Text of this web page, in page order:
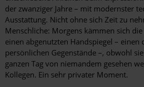
der zwanziger Jahre – mit modernster
Ausstattung. Nicht ohne sich Zeit zu
Menschliche: Morgens kämmen sich
einen abgenutzten Handspiegel – einen
persönlichen Gegenstände –, obwohl
ganzen Tag von niemandem gesehen
Kollegen. Ein sehr privater Moment.